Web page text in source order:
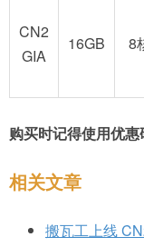
CN2
GIA
16GB 8
购买时记得使用优
相关文章
搬瓦工上线